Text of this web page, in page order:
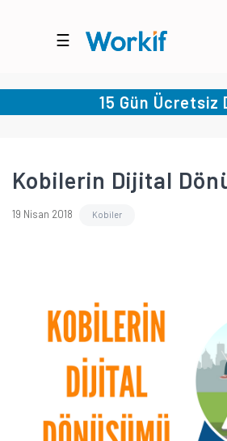
☰
15 Gün Ücretsiz
Kobilerin Dijital
19 Nisan 2018 Kobiler